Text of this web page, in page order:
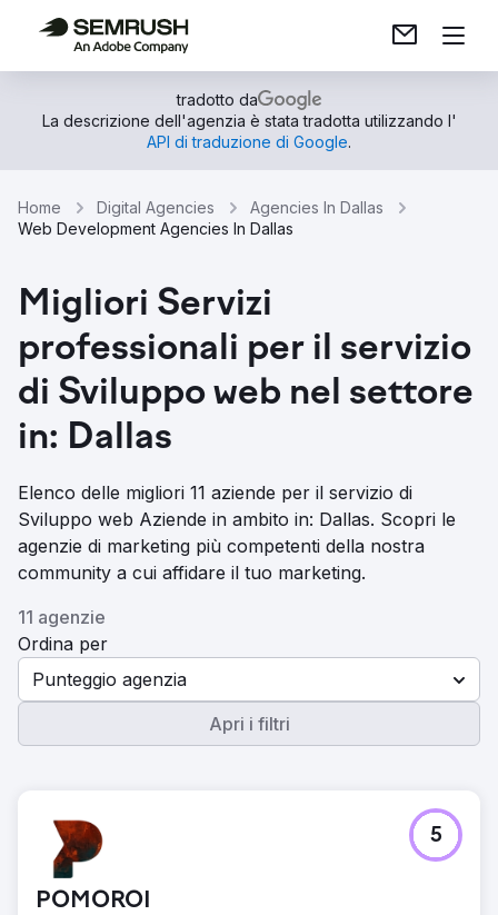
tradotto da
La descrizione dell'agenzia è stata tradotta utilizzando l'
API di traduzione di Google.
Home Digital Agencies
Agencies In Dallas
Web Development Agencies In Dallas
Migliori Servizi
professionali per il servizio
di Sviluppo web nel settore
in: Dallas
Elenco delle migliori 11 aziende per il servizio di
Sviluppo web Aziende in ambito in: Dallas. Scopri le
agenzie di marketing più competenti della nostra
community a cui affidare il tuo marketing.
11 agenzie
Ordina per
Punteggio agenzia
Apri i filtri
POMOROI
5